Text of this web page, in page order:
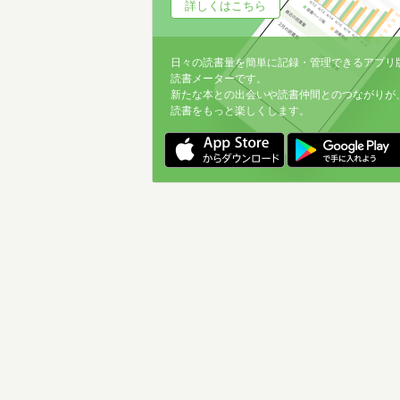
詳しくはこちら
日々の読書量を簡単に記録・管理できるアプリ
読書メーターです。
新たな本との出会いや読書仲間とのつながりが
読書をもっと楽しくします。